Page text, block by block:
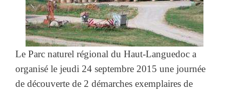
Le Parc naturel régional du Haut-Languedoc a
organisé le jeudi 24 septembre 2015 une journée
de découverte de 2 démarches exemplaires de